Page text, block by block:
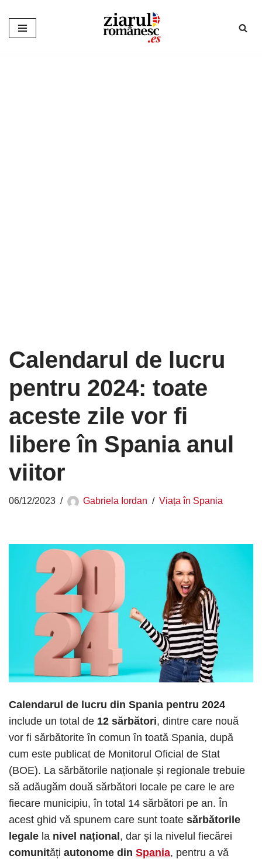
Sari
Calendarul de lucru
pentru 2024: toate
aceste zile vor fi
libere în Spania anul
viitor
06/12/2023 Gabriela Iordan Viața în Spania
Calendarul de lucru din Spania pentru 2024
include un total de 12 sărbători, dintre care nouă
vor fi sărbătorite în comun în toată Spania, după
cum este publicat de Monitorul Oficial de Stat
(BOE). La sărbătorile naționale și regionale trebuie
să adăugăm două sărbători locale pe care le are
fiecare municipiu, în total 14 sărbători pe an. În
acest ghid vă spunem care sunt toate sărbătorile
legale la nivel național, dar și la nivelul fiecărei
comunități autonome din Spania, pentru a vă